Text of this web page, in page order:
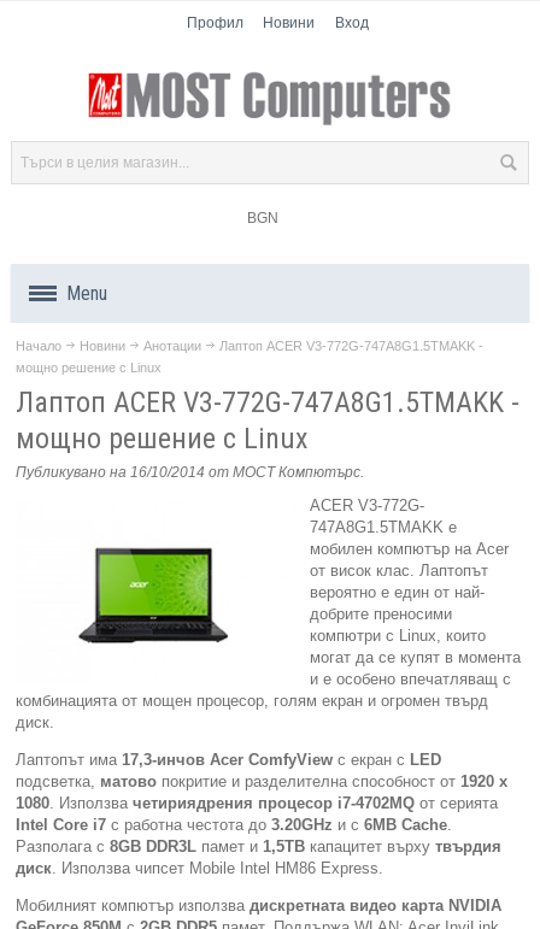
Профил Новини Вход
BGN
Menu
Продукти
Компоненти
Лаптопи
Сървъри
Принтери
Консумативи
Аксесоари
Смартфони
Начало Новини Анотации
Лаптоп ACER V3-772G-747A8G1.5TMAKK -
мощно решение с Linux
Лаптоп ACER V3-772G-747A8G1.5TMAKK -
мощно решение с Linux
Публикувано на 16/10/2014 от МОСТ Компютърс
ACER V3-772G-
747A8G1.5TMAKK е
мобилен компютър на Acer
от висок клас. Лаптопът
вероятно е един от най-
добрите преносими
компютри с Linux, които
могат да се купят в момента
и е особено впечатляващ с
комбинацията от мощен процесор, голям екран и огромен твърд
диск.
Лаптопът има 17,3-инчов Acer ComfyViewс екран с LED
подсветка, матово покритие и разделителна способност от 1920 х
1080 . Използвачетириядрения процесор i7-4702MQот серията
Intel Core i7с работна честота до3.20GHz и с6МВ Cache
Разполага с8GB DDR3L памет и 1,5ТВ капацитет върхутвърдия
диск . Използва чипсет Mobile Intel HM86 Express.
Мобилният компютър използвадискретната видео карта NVIDIA